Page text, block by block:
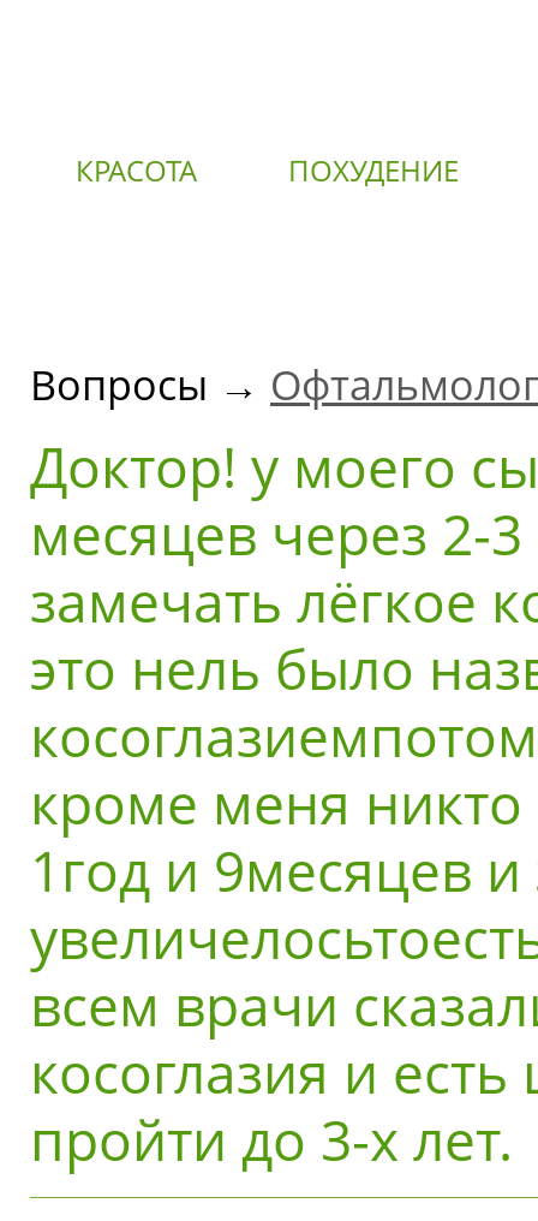
КРАСОТА ПОХУДЕНИЕ
Вопросы →
Доктор! у моего
месяцев через 2-
замечать лёгкое
это нель было
кроме меня
1год и 9месяцев и
всем врачи
косоглазия и
пройти до 3-х лет.